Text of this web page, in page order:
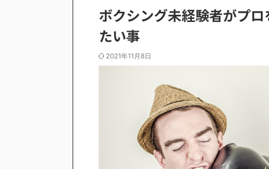
ボクシング未経験者がプ
たい事
2021年11月8日